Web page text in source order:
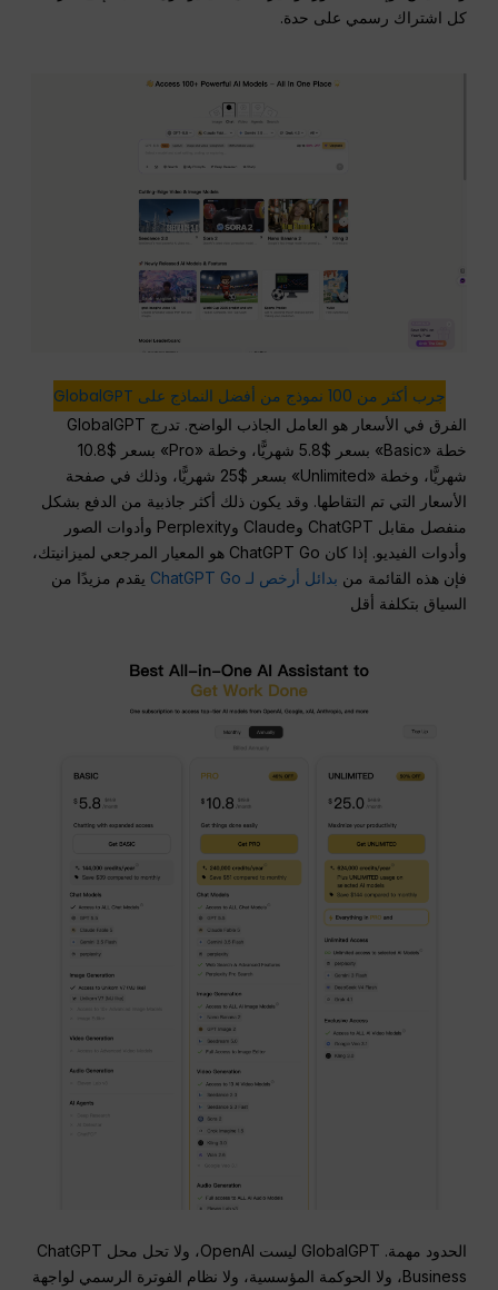
كل اشتراك رسمي على حدة.
جرب أكثر من 100 نموذج من أفضل النماذج على GlobalGPT
الفرق في الأسعار هو العامل الجاذب الواضح. تدرج GlobalGPT
خطة «Basic» بسعر $5.8 شهريًّا، وخطة «Pro» بسعر $10.8
شهريًّا، وخطة «Unlimited» بسعر $25 شهريًّا، وذلك في صفحة
الأسعار التي تم التقاطها. وقد يكون ذلك أكثر جاذبية من الدفع بشكل
منفصل مقابل ChatGPT وClaude وPerplexity وأدوات الصور
وأدوات الفيديو. إذا كان ChatGPT Go هو المعيار المرجعي لميزانيتك،
فإن هذه القائمة من بدائل أرخص لـ ChatGPT Go
يقدم مزيدًا من
السياق بتكلفة أقل
الحدود مهمة. GlobalGPT ليست OpenAI، ولا تحل محل ChatGPT
Business، ولا الحوكمة المؤسسية، ولا نظام الفوترة الرسمي لواجهة